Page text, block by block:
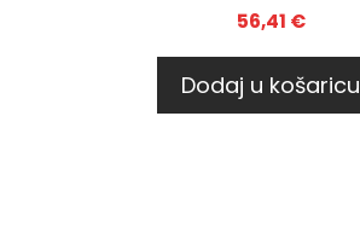
56,41 €
Dodaj u košaricu